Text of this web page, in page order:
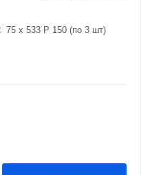
75 х 533 Р 150 (по 3 шт)